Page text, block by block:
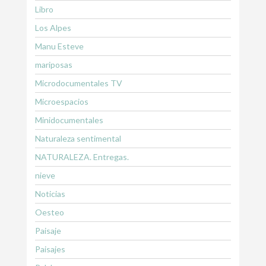
Libro
Los Alpes
Manu Esteve
mariposas
Microdocumentales TV
Microespacios
Minidocumentales
Naturaleza sentimental
NATURALEZA. Entregas.
nieve
Noticias
Oesteo
Paisaje
Paisajes